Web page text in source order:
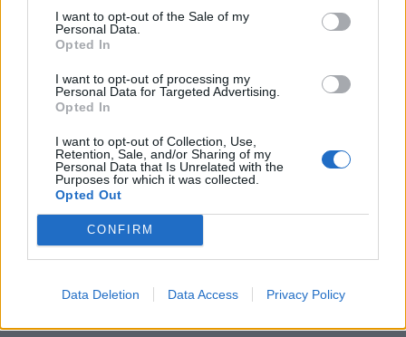
I want to opt-out of the Sale of my
Personal Data.
Opted In
I want to opt-out of processing my
Personal Data for Targeted Advertising.
Opted In
I want to opt-out of Collection, Use,
Retention, Sale, and/or Sharing of my
Personal Data that Is Unrelated with the
Purposes for which it was collected.
Opted Out
CONFIRM
Data Deletion Data Access Privacy Policy